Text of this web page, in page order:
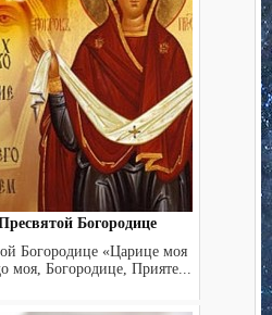
Богородице
Богородице «Царице моя
моя, Богородице, Прияте...